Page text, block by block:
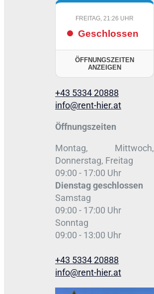
FREITAG, 21:26 UHR
Geschlossen
ÖFFNUNGSZEITEN
ANZEIGEN
+43 5334 20888
info@rent-hier.at
Öffnungszeiten
Montag, Mittwoch,
Donnerstag, Freitag
09:00 - 17:00 Uhr
Dienstaggeschlossen
Samstag
09:00 - 17:00 Uhr
Sonntag
09:00 - 13:00 Uhr
+43 5334 20888
info@rent-hier.at